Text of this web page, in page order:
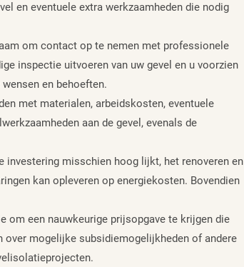
en eventuele extra werkzaamheden die nodig
om contact op te nemen met professionele
inspectie uitvoeren van uw gevel en u voorzien
en behoeften.
met materialen, arbeidskosten, eventuele
aan de gevel, evenals de
misschien hoog lijkt, het renoveren en
kan opleveren op energiekosten. Bovendien
om een nauwkeurige prijsopgave te krijgen die
mogelijke subsidiemogelijkheden of andere